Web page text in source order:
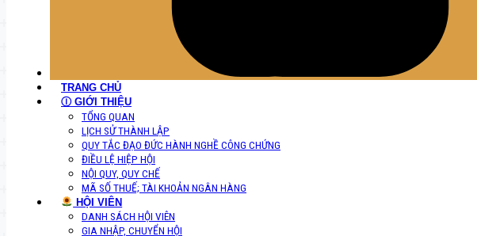
TRANG CHỦ
Ⓘ GIỚI THIỆU
TỔNG QUAN
LỊCH SỬ THÀNH LẬP
QUY TẮC ĐẠO ĐỨC HÀNH NGHỀ CÔNG CHỨNG
ĐIỀU LỆ HIỆP HỘI
NỘI QUY, QUY CHẾ
MÃ SỐ THUẾ; TÀI KHOẢN NGÂN HÀNG
HỘI VIÊN
DANH SÁCH HỘI VIÊN
GIA NHẬP, CHUYỂN HỘI